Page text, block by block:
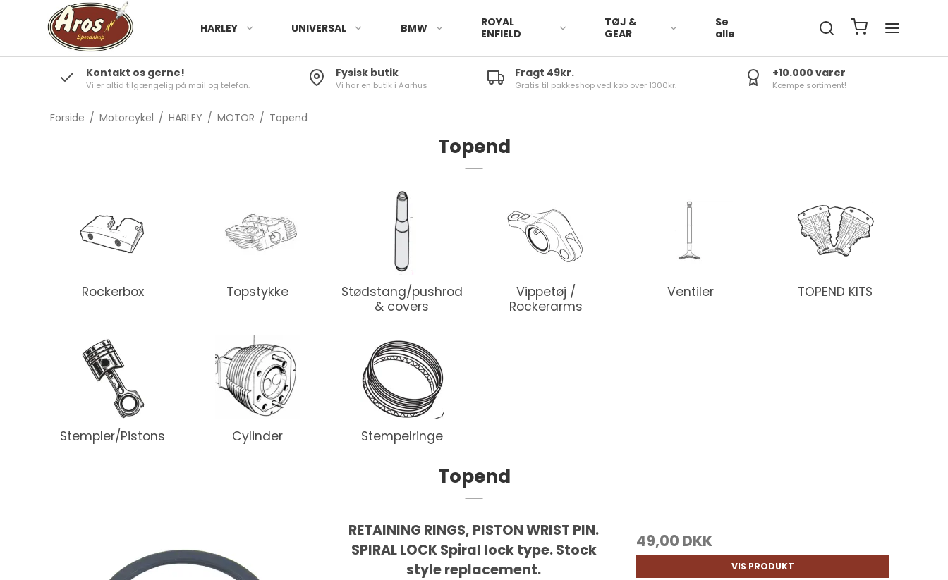
HARLEY UNIVERSAL BMW
ROYAL
ENFIELD
TØJ &
GEAR
Se
alle
Kontakt os gerne!
Vi er altid tilgængelig på mail og telefon.
Fysisk butik
Vi har en butik i Aarhus
Fragt 49kr.
Gratis til pakkeshop ved køb over 1300kr.
+10.000 varer
Kæmpe sortiment!
Forside / Motorcykel / HARLEY / MOTOR / Topend
Topend
Rockerbox Topstykke
Stødstang/pushrod
& covers
Vippetøj /
Rockerarms
Ventiler TOPEND KITS
Stempler/Pistons Cylinder Stempelringe
Topend
RETAINING RINGS, PISTON WRIST PIN.
SPIRAL LOCK Spiral lock type. Stock
style replacement.
49,00 DKK
VIS PRODUKT